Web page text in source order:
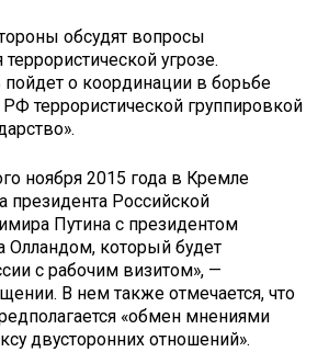
обсудят вопросы
угрозе.
пойдет о координации в борьбе
террористической группировкой
ноября 2015 года в Кремле
президента Российской
Путина с президентом
Олландом, который будет
с рабочим визитом», —
В нем также отмечается, что
«обмен мнениями
двусторонних отношений».